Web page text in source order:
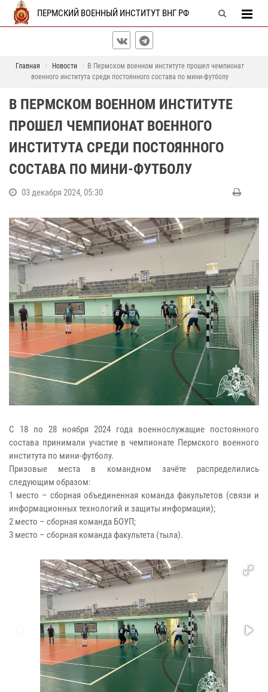
ПЕРМСКИЙ ВОЕННЫЙ ИНСТИТУТ ВНГ РФ
Главная Новости
В Пермском военном институте прошел чемпионат
военного института среди постоянного состава по мини-футболу
В ПЕРМСКОМ ВОЕННОМ ИНСТИТУТЕ
ПРОШЕЛ ЧЕМПИОНАТ ВОЕННОГО
ИНСТИТУТА СРЕДИ ПОСТОЯННОГО
СОСТАВА ПО МИНИ-ФУТБОЛУ
03 декабря 2024, 05:30
С 18 по 28 ноября 2024 года военнослужащие постоянного
состава принимали участие в чемпионате Пермского военного
института по мини-футболу.
Призовые места в командном зачёте распределились
следующим образом:
1 место – сборная объединенная команда факультетов (связи и
информационных технологий и защиты информации);
2 место – сборная команда БОУП;
3 место – сборная команда факультета (тыла).